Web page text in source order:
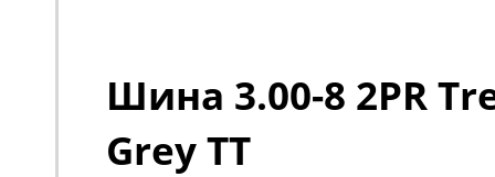
Шина 3.00-8 2PR
Grey TT